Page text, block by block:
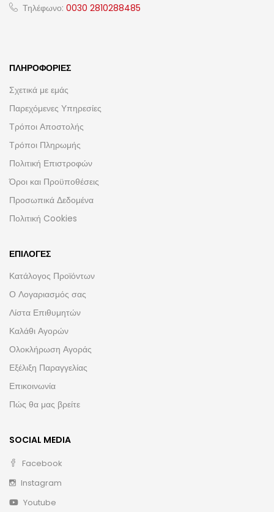
Τηλέφωνο: 0030 2810288485
ΠΛΗΡΟΦΟΡΊΕΣ
Σχετικά με εμάς
Παρεχόμενες Υπηρεσίες
Τρόποι Αποστολής
Τρόποι Πληρωμής
Πολιτική Επιστροφών
Όροι και Προϋποθέσεις
Προσωπικά Δεδομένα
Πολιτική Cookies
ΕΠΙΛΟΓΈΣ
Κατάλογος Προϊόντων
Ο Λογαριασμός σας
Λίστα Επιθυμητών
Καλάθι Αγορών
Ολοκλήρωση Αγοράς
Εξέλιξη Παραγγελίας
Επικοινωνία
Πώς θα μας βρείτε
SOCIAL MEDIA
Facebook
Instagram
Youtube